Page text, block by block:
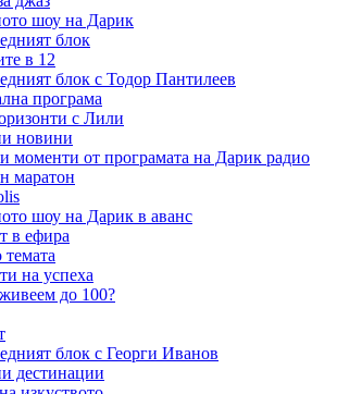
шоу на Дарик
блок
в 12
блок с Тодор Пантилеев
програма
с Лили
новини
моменти от програмата на Дарик радио
маратон
шоу на Дарик в аванс
в ефира
на успеха
до 100?
блок с Георги Иванов
дестинации